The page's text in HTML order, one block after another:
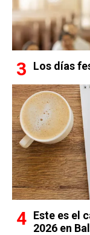
Los días
Este es el
2026 en